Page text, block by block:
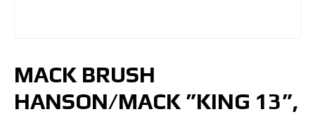
MACK BRUSH
HANSON/MACK ”KING 13”,